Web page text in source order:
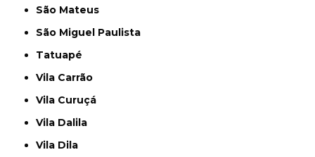
São Mateus
São Miguel Paulista
Tatuapé
Vila Carrão
Vila Curuçá
Vila Dalila
Vila Dila